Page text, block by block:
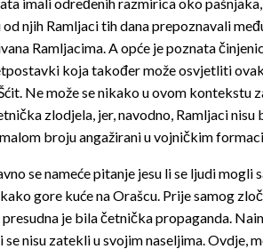
njih Ramljaci tih dana prepoznavali
Ramljacima. A opće je poznata
koja također može osvjetliti
Ne može se nikako u ovom
zlodjela, jer, navodno, Ramljaci
broju angažirani u vojničkim
se nameće pitanje jesu li se ljudi
gore kuće na Orašcu. Prije samog
je bila četnička propaganda.
nisu zatekli u svojim naseljima. Ovdje,